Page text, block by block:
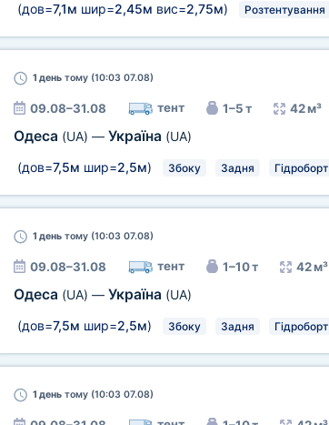
(дов=7,1м шир=2,45м вис=2,75м) Розтентування
1 деньтому (10:03 07.08)
09.08–31.08 тент 1–5 т 42 м³
Одеса (UA) — Україна (UA)
(дов=7,5м шир=2,5м) Збоку Задня Гідроборт
1 деньтому (10:03 07.08)
09.08–31.08 тент 1–10 т 42 м³
Одеса (UA) — Україна (UA)
(дов=7,5м шир=2,5м) Збоку Задня Гідроборт
1 деньтому (10:03 07.08)